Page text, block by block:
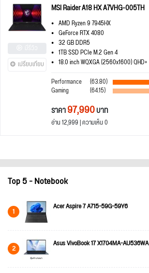
เปรียบเทียบ
MSI Raider A18 HX A7VHG-005TH
AMD Ryzen 9 7945HX
GeForce RTX 4080
32 GB DDR5
1TB SSD PCIe M.2 Gen 4
18.0 inch WQXGA (2560x1600) QHD+
Performance
(63.80)
Gaming (64.15)
ราคา97,990บาท
อ่าน 12,999 | ความเห็น 0
Top 5 - Notebook
1 Acer Aspire 7 A715-59G-59Y6
2 Asus VivoBook 17 X1704MA-AU536WA